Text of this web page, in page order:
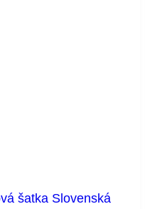
šatka Slovenská